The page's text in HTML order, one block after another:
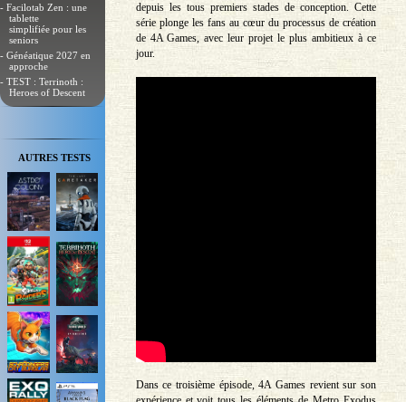
- Facilotab Zen : une
tablette
simplifiée pour les
seniors
- Généatique 2027 en
approche
- TEST : Terrinoth :
Heroes of Descent
AUTRES TESTS
depuis les tous premiers stades de conception. Cette
série plonge les fans au cœur du processus de création
de 4A Games, avec leur projet le plus ambitieux à ce
jour.
Dans ce troisième épisode, 4A Games revient sur son